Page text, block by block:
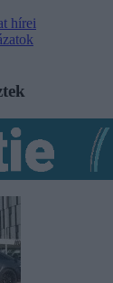
hírei